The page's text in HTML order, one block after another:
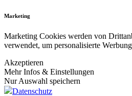
Marketing
Marketing Cookies werden von
verwendet, um personalisierte
Akzeptieren
Mehr Infos & Einstellungen
Nur Auswahl speichern
Datenschutz